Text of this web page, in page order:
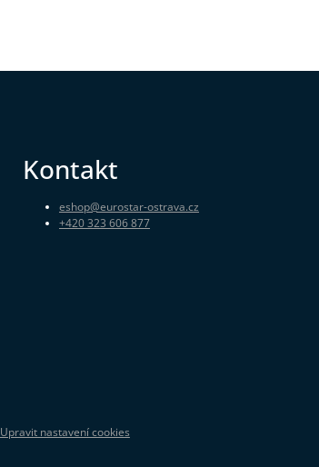
Kontakt
eshop@eurostar-ostrava.cz
+420 323 606 877
Upravit nastavení cookies